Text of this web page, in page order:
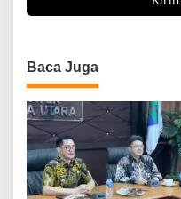
Baca Juga